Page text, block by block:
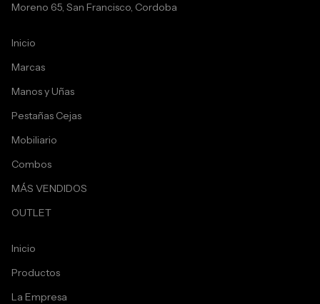
Moreno 65, San Francisco, Cordoba
Inicio
Marcas
Manos y Uñas
Pestañas Cejas
Mobiliario
Combos
MÁS VENDIDOS
OUTLET
Inicio
Productos
La Empresa